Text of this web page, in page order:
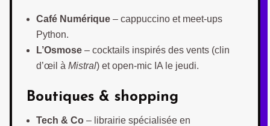
Café Numérique – cappuccino et meet-ups
Python.
L’Osmose – cocktails inspirés des vents (clin
d’œil à Mistral) et open-mic IA le jeudi.
Boutiques & shopping
Tech & Co – librairie spécialisée en